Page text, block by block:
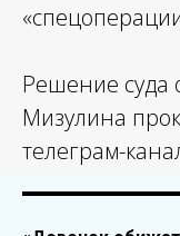
Решение суда
Мизулина
телеграм-